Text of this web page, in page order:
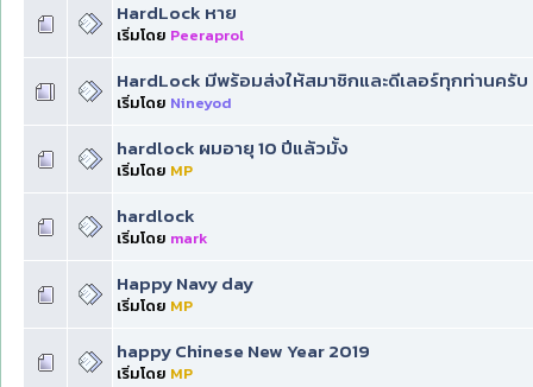
HardLock หาย
เริ่มโดย Peeraprol
HardLock มีพร้อมส่งให้สมาชิกและดีเลอร์ทุกท่านครับ
เริ่มโดย Nineyod
hardlock ผมอายุ 10 ปีแล้วมั้ง
เริ่มโดย MP
hardlock
เริ่มโดย mark
Happy Navy day
เริ่มโดย MP
happy Chinese New Year 2019
เริ่มโดย MP